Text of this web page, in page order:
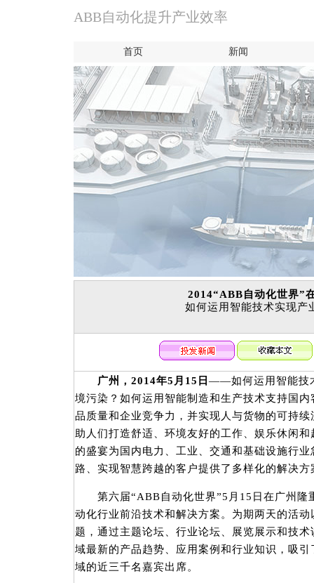
ABB自动化提升产业效率
首页 新闻
2014“ABB自动化世界”
如何运用智能技术实现产
广州，2014年5月15日 ——如何运用智能技
境污染？如何运用智能制造和生产技术支持国
品质量和企业竞争力，并实现人与货物的可持
助人们打造舒适、环境友好的工作、娱乐休闲
的盛宴为国内电力、工业、交通和基础设施行
路、实现智慧跨越的客户提供了多样化的解决方
第六届“ABB自动化世界”5月15日在广州隆
动化行业前沿技术和解决方案。为期两天的活
题，通过主题论坛、行业论坛、展览展示和技
域最新的产品趋势、应用案例和行业知识，吸
域的近三千名嘉宾出席。